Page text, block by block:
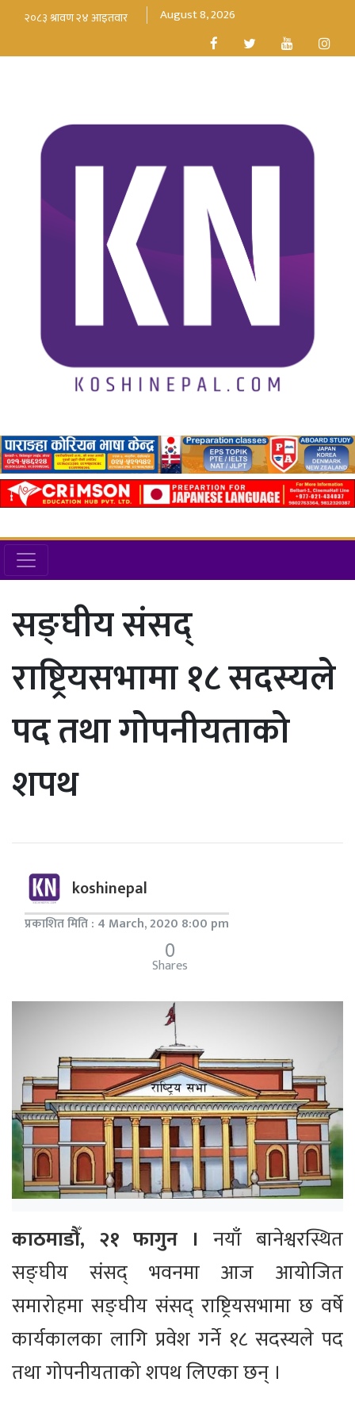
August 8, 2026
सङ्घीय संसद्
राष्ट्रियसभामा १८ सदस्यले
पद तथा गोपनीयताको
शपथ
koshinepal
प्रकाशित मिति : 4 March, 2020 8:00 pm
0
Shares
काठमाडौँ, २१ फागुन । नयाँ बानेश्वरस्थित
सङ्घीय संसद् भवनमा आज आयोजित
समारोहमा सङ्घीय संसद् राष्ट्रियसभामा छ वर्षे
कार्यकालका लागि प्रवेश गर्ने १८ सदस्यले पद
तथा गोपनीयताको शपथ लिएका छन् ।